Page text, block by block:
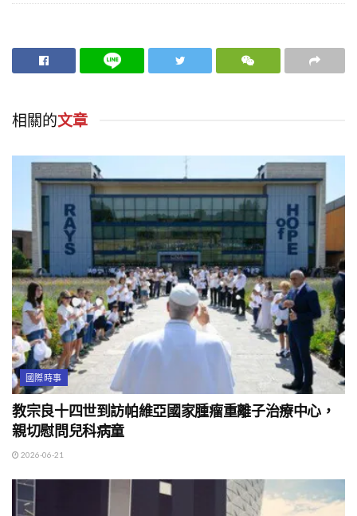
相關的文章
國際時事
教宗良十四世到訪帕維亞國家腫瘤重離子治療中心，
親切慰問兒科病童
2026-06-21